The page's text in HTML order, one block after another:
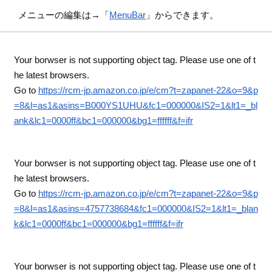
メニューの編集は→「MenuBar 」からできます。
Your borwser is not supporting object tag. Please use one of t
he latest browsers.
Go to https://rcm-jp.amazon.co.jp/e/cm?t=zapanet-22&o=9&p
=8&l=as1&asins=B000YS1UHU&fc1=000000&IS2=1&lt1=_bl
ank&lc1=0000ff&bc1=000000&bg1=ffffff&f=ifr
Your borwser is not supporting object tag. Please use one of t
he latest browsers.
Go to https://rcm-jp.amazon.co.jp/e/cm?t=zapanet-22&o=9&p
=8&l=as1&asins=4757738684&fc1=000000&IS2=1&lt1=_blan
k&lc1=0000ff&bc1=000000&bg1=ffffff&f=ifr
Your borwser is not supporting object tag. Please use one of t